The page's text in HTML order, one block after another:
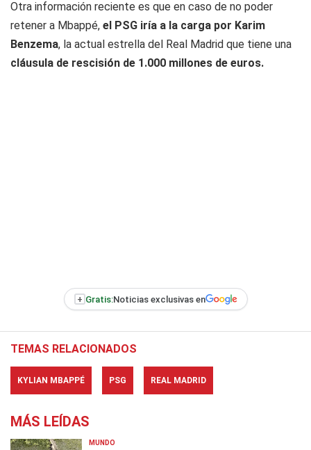
Otra información reciente es que en caso de no poder
retener a Mbappé, el PSG iría a la carga por Karim
Benzema, la actual estrella del Real Madrid que tiene una
cláusula de rescisión de 1.000 millones de euros.
+ Gratis:Noticias exclusivas en
TEMAS RELACIONADOS
KYLIAN MBAPPÉ PSG REAL MADRID
MÁS LEÍDAS
MUNDO